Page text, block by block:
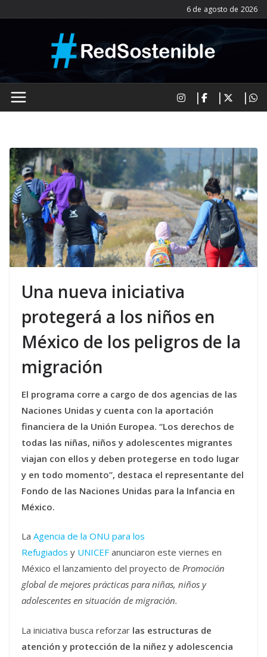
al
6 de agosto de 2026
Una nueva iniciativa
protegerá a los niños en
México de los peligros de la
migración
El programa corre a cargo de dos agencias de las
Naciones Unidas y cuenta con la aportación
financiera de la Unión Europea. “Los derechos de
todas las niñas, niños y adolescentes migrantes
viajan con ellos y deben protegerse en todo lugar
y en todo momento”, destaca el representante del
Fondo de las Naciones Unidas para la Infancia en
México.
La Agencia de la ONU para los
Refugiados y UNICEF anunciaron este viernes en
México el lanzamiento del proyecto de Promoción
global de mejores prácticas para niñas, niños y
adolescentes en situación de migración.
La iniciativa busca reforzar las estructuras de
atención y protección de la niñez y adolescencia